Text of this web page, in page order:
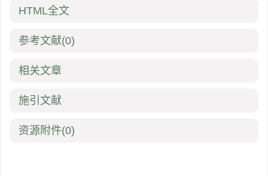
HTML全文
参考文献(0)
相关文章
施引文献
资源附件(0)